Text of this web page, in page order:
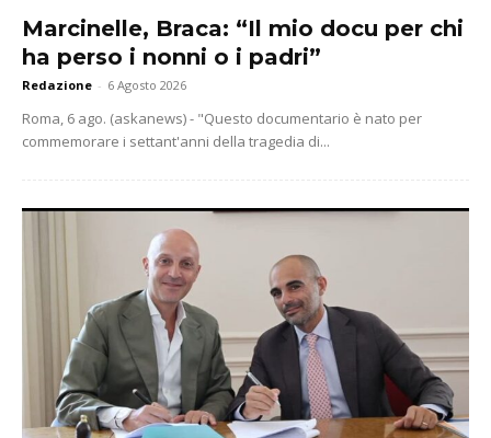
Marcinelle, Braca: “Il mio docu per chi
ha perso i nonni o i padri”
Redazione - 6 Agosto 2026
Roma, 6 ago. (askanews) - "Questo documentario è nato per
commemorare i settant'anni della tragedia di...